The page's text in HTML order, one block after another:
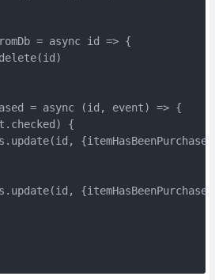
= async id => {
= async (id, event) => {
{